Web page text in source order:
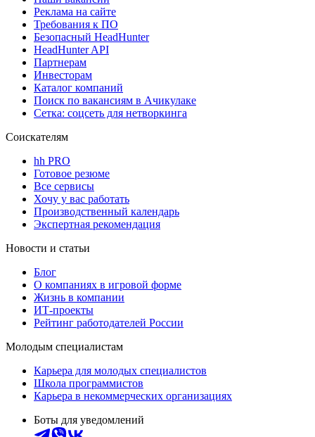
Реклама на сайте
Требования к ПО
Безопасный HeadHunter
HeadHunter API
Партнерам
Инвесторам
Каталог компаний
Поиск по вакансиям в Ачикулаке
Сетка: соцсеть для нетворкинга
Соискателям
hh PRO
Готовое резюме
Все сервисы
Хочу у вас работать
Производственный календарь
Экспертная рекомендация
Новости и статьи
Блог
О компаниях в игровой форме
Жизнь в компании
ИТ-проекты
Рейтинг работодателей России
Молодым специалистам
Карьера для молодых специалистов
Школа программистов
Карьера в некоммерческих организациях
Боты для уведомлений